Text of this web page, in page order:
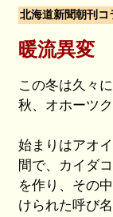
北海道新聞朝刊コ
暖流異変
この冬は久々
秋、オホーツ
始まりはアオ
間で、カイダ
を作り、その
けられた呼び